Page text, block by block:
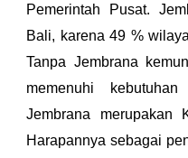
Pemerintah Pusat.
Bali, karena 49 %
Tanpa Jembrana
memenuhi
Jembrana merupakan
Harapannya sebagai